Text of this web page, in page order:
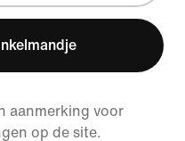
aanmerking voor
op de site.